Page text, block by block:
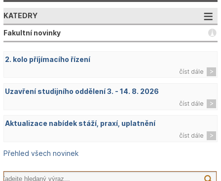
KATEDRY
Fakultní novinky
2. kolo příjímacího řízení
číst dále
Uzavření studijního oddělení 3. - 14. 8. 2026
číst dále
Aktualizace nabídek stáží, praxí, uplatnění
číst dále
Přehled všech novinek